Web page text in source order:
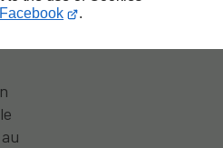
Facebook .